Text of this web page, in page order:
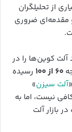
از تحلیلگران
مقدمه‌ای ضروری
کوین‌ها را در
۶۰ از ۱۰۰
رسیده
آلت سیزن»
۷۵ نیاز دارد) کافی نیست، اما به
بازار آلت